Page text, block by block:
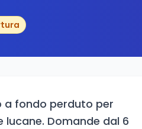
a fondo perduto per
lucane. Domande dal 6